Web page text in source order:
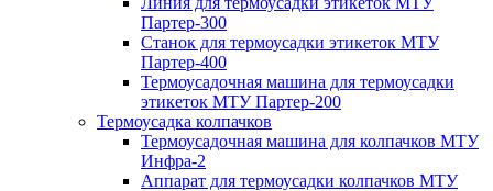
Партер-300
Станок для термоусадки этикеток МТУ
Партер-400
Термоусадочная машина для термоусадки
этикеток МТУ Партер-200
Термоусадка колпачков
Термоусадочная машина для колпачков МТУ
Инфра-2
Аппарат для термоусадки колпачков МТУ